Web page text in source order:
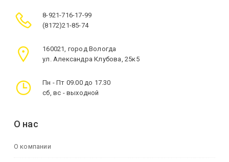
8-921-716-17-99
(8172)21-85-74
160021, город Вологда
ул. Александра Клубова, 25к5
Пн - Пт 09.00 до 17.30
сб, вс - выходной
О нас
О компании